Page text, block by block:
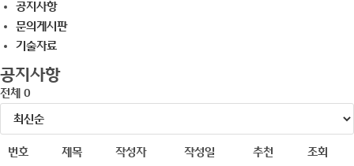
공지사항
문의게시판
기술자료
공지사항
전체 0
번호 제목 작성자 작성일 추천 조회